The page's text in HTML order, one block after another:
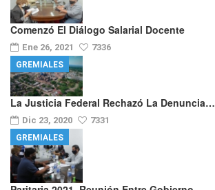
Comenzó El Diálogo Salarial Docente
Ene 26, 2021 7336
La Justicia Federal Rechazó La Denuncia…
Dic 23, 2020 7331
GREMIALES
GREMIALES